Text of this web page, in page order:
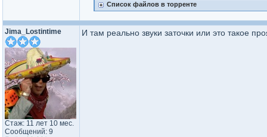
Список файлов в торренте
Jima_Lostintime
Стаж: 11 лет 10 мес.
Сообщений: 9
И там реально звуки заточки или это такое